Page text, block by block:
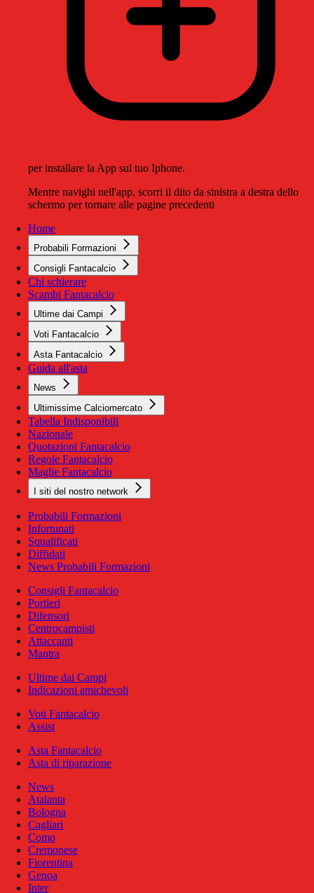
per installare la App sul tuo Iphone.
Mentre navighi nell'app, scorri il dito da sinistra a destra dello
schermo per tornare alle pagine precedenti
Home
Probabili Formazioni
Consigli Fantacalcio
Chi schierare
Scambi Fantacalcio
Ultime dai Campi
Voti Fantacalcio
Asta Fantacalcio
Guida all'asta
News
Ultimissime Calciomercato
Tabella Indisponibili
Nazionale
Quotazioni Fantacalcio
Regole Fantacalcio
Maglie Fantacalcio
I siti del nostro network
Probabili Formazioni
Infortunati
Squalificati
Diffidati
News Probabili Formazioni
Consigli Fantacalcio
Portieri
Difensori
Centrocampisti
Attaccanti
Mantra
Ultime dai Campi
Indicazioni amichevoli
Voti Fantacalcio
Assist
Asta Fantacalcio
Asta di riparazione
News
Atalanta
Bologna
Cagliari
Como
Cremonese
Fiorentina
Genoa
Inter